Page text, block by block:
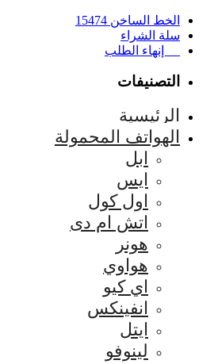
الخط الساخن 15474
سلة الشراء
إنهاء الطلب
التصنيفات
الرئيسية
الهواتف المحمولة
ابل
ايس
اول كول
اتش ام دى
هونر
هواوي
اي كيو
انفينكس
ايتل
لينوفو